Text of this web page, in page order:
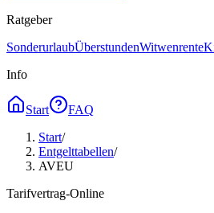
Ratgeber
SonderurlaubÜberstundenWitwenrente
Info
Start
FAQ
Start/
Entgelttabellen/
AVEU
Tarifvertrag-Online